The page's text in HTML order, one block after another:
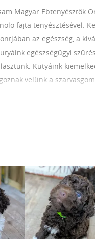
Magyar Ebtenyésztők
fajta tenyésztésével.
az egészség, a
egészségügyi
Kutyáink
velünk a
Nagy gondot